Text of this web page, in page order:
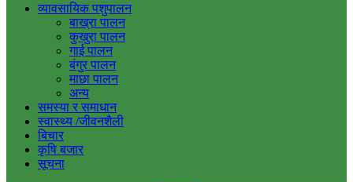
व्यावसायिक पशुपालन
बाख्रा पालन
कुखुरा पालन
गाई पालन
बंगुर पालन
माछा पालन
अन्य
समस्या र समाधान
स्वास्थ्य /जीवनशैली
बिचार
कृषि बजार
सूचना